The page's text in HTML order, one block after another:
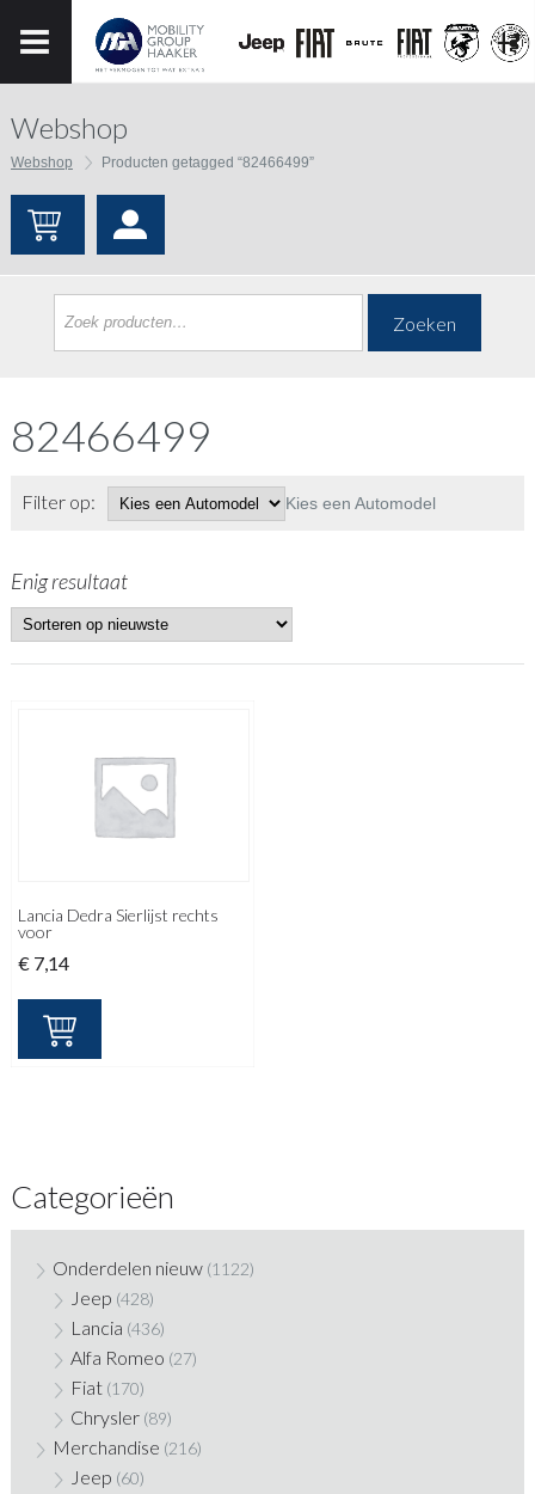
Webshop
Webshop Producten getagged “82466499”
Zoeken
82466499
Filter op: Kies een Automodel
Enig resultaat
Lancia Dedra Sierlijst rechts
voor
€ 7,14
Categorieën
Onderdelen nieuw (1122)
Jeep (428)
Lancia (436)
Alfa Romeo (27)
Fiat (170)
Chrysler (89)
Merchandise (216)
Jeep (60)